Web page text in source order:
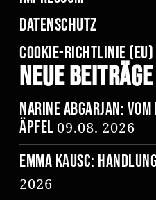
Datenschutz
Cookie-Richtlinie (EU)
Neue Beiträge
Narine Abgarjan:
Äpfel 09.08. 2026
Emma Kausc:
2026